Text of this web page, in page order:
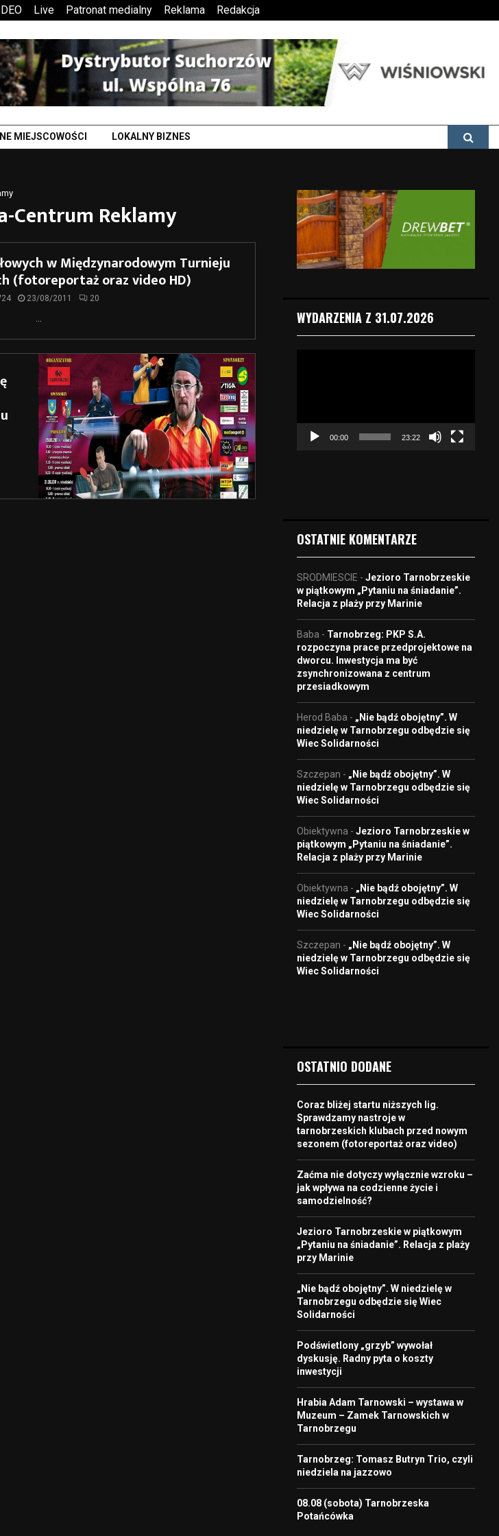
Live Patronat medialny Reklama Redakcja
MIEJSCOWOŚCI LOKALNY BIZNES
Centrum Reklamy
w Międzynarodowym Turnieju
(fotoreportaż oraz video HD)
23/08/2011 20
WYDARZENIA Z 31.07.2026
e
o
00:00 23:22
OSTATNIE KOMENTARZE
SRODMIESCIE - Jezioro Tarnobrzeskie
w piątkowym „Pytaniu na śniadanie”.
Relacja z plaży przy Marinie
Baba - Tarnobrzeg: PKP S.A.
rozpoczyna prace przedprojektowe na
dworcu. Inwestycja ma być
zsynchronizowana z centrum
przesiadkowym
Herod Baba - „Nie bądź obojętny”. W
niedzielę w Tarnobrzegu odbędzie się
Wiec Solidarności
Szczepan - „Nie bądź obojętny”. W
niedzielę w Tarnobrzegu odbędzie się
Wiec Solidarności
Obiektywna - Jezioro Tarnobrzeskie w
piątkowym „Pytaniu na śniadanie”.
Relacja z plaży przy Marinie
Obiektywna - „Nie bądź obojętny”. W
niedzielę w Tarnobrzegu odbędzie się
Wiec Solidarności
Szczepan - „Nie bądź obojętny”. W
niedzielę w Tarnobrzegu odbędzie się
Wiec Solidarności
OSTATNIO DODANE
Coraz bliżej startu niższych lig.
Sprawdzamy nastroje w
tarnobrzeskich klubach przed nowym
sezonem (fotoreportaż oraz video)
Zaćma nie dotyczy wyłącznie wzroku –
jak wpływa na codzienne życie i
samodzielność?
Jezioro Tarnobrzeskie w piątkowym
„Pytaniu na śniadanie”. Relacja z plaży
przy Marinie
„Nie bądź obojętny”. W niedzielę w
Tarnobrzegu odbędzie się Wiec
Solidarności
Podświetlony „grzyb” wywołał
dyskusję. Radny pyta o koszty
inwestycji
Hrabia Adam Tarnowski – wystawa w
Muzeum – Zamek Tarnowskich w
Tarnobrzegu
Tarnobrzeg: Tomasz Butryn Trio, czyli
niedziela na jazzowo
08.08 (sobota) Tarnobrzeska
Potańcówka